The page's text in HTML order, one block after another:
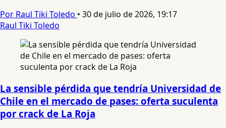
Por Raul Tiki Toledo • 30 de julio de 2026, 19:17
Raul Tiki Toledo
La sensible pérdida que tendría Universidad de
Chile en el mercado de pases: oferta suculenta
por crack de La Roja